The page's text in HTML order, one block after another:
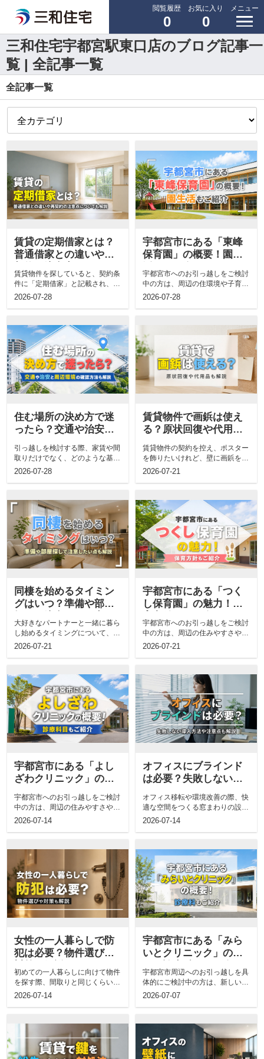
閲覧履歴
0
お気に入り
0
メニュー
三和住宅宇都宮駅東口店のブログ記事一
覧 | 全記事一覧
全記事一覧
賃貸の定期借家とは？
普通借家との違いや再
も解説
賃貸物件を探していると、契約条
件に「定期借家」と記載され、普
通借家との違いが分からず不安を
2026-07-28
宇都宮市にある「東峰
保育園」の概要！園生
宇都宮市へのお引っ越しをご検討
中の方は、周辺の住環境や子育て
施設などの情報をあらかじめ知っ
2026-07-28
住む場所の決め方で迷
ったら？交通や治安と
周辺環境の確認方法も
解説
引っ越しを検討する際、家賃や間
取りだけでなく、どのような基準
で住む場所を選べばよいか迷うこ
2026-07-28
賃貸物件で画鋲は使え
る？原状回復や代用品
についても解説
賃貸物件の契約を控え、ポスター
を飾りたいけれど、壁に画鋲を刺
してよいのか不安に感じていませ
2026-07-21
同棲を始めるタイミン
グはいつ？準備や部屋
解説
大好きなパートナーと一緒に暮ら
し始めるタイミングについて、い
つが良いのか悩んでいませんか。
2026-07-21
宇都宮市にある「つく
し保育園」の魅力！保
宇都宮市へのお引っ越しをご検討
中の方は、周辺の住みやすさやど
のような育児環境が整っているの
2026-07-21
宇都宮市にある「よし
ざわクリニック」の概
要！診療科目もご紹介
宇都宮市へのお引っ越しをご検討
中の方は、周辺の住みやすさや医
療施設について気になっているか
2026-07-14
オフィスにブラインド
は必要？失敗しない導
入方法や注意点も解説
オフィス移転や環境改善の際、快
適な空間をつくる窓まわりの設備
選びに悩まれる方は多いのではな
2026-07-14
女性の一人暮らしで防
犯は必要？物件選びや
初めての一人暮らしに向けて物件
を探す際、間取りと同じくらいセ
キュリティ面が気になっている方
2026-07-14
宇都宮市にある「みら
いとクリニック」の概
宇都宮市周辺へのお引っ越しを具
体的にご検討中の方は、新しい生
活を始める地域の住みやすさや便
2026-07-07